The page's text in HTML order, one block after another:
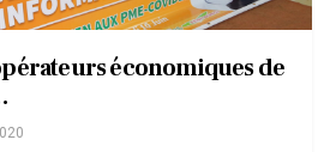
économiques de